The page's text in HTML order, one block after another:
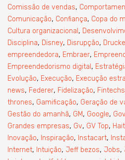
Comissão de vendas,
Comunicação, Confiança, Copa do
Cultura organizacional ,
Disciplina, Disney, Disrupção,
empreendedora, Embraer,
Empreendedorismo digital ,
Evolução, Execução, Execução
news, Federer, Fidelização, Fintechs
thrones, Gamificação, Geração de
Gestão do amanhã, GM, Google,
Grandes empresas, Gv, GV Top,
Inovação, Inspiração, Instacart,
Internet, Intuição, Jeff bezos, Jobs,